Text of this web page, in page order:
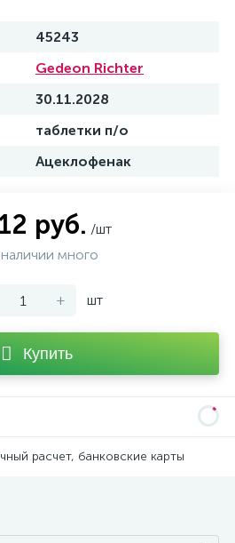
45243
Gedeon Richter
30.11.2028
таблетки п/о
Ацеклофенак
руб. /шт
много
+ шт
Купить
расчет, банковские карты